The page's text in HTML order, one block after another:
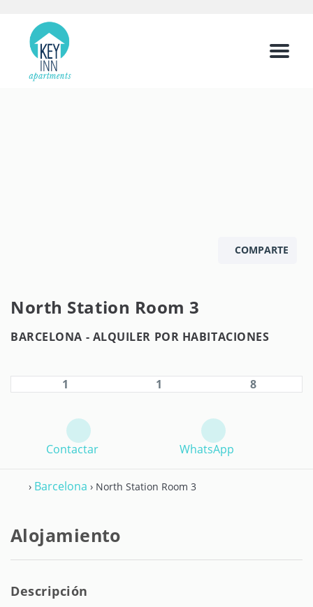
Menu
COMPARTE
North Station Room 3
BARCELONA - ALQUILER POR HABITACIONES
1 1 8
Contactar WhatsApp
› Barcelona › North Station Room 3
Alojamiento
Descripción